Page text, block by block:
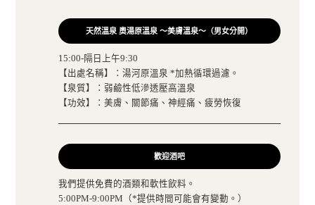
天然溫泉 奧湯原溫泉 ～美膚溫泉～（男女分開）
15:00-隔日上午9:30
【出處名稱】：湯河原溫泉 *加熱循環過濾。
【泉質】：弱鹼性低滲透壓高溫泉
【功效】：美膚、關節痛、神經痛、疲勞恢復
歡迎酒吧
我們提供免費的酒類和軟性飲料。
5:00PM-9:00PM（*提供時間可能會有變動。）